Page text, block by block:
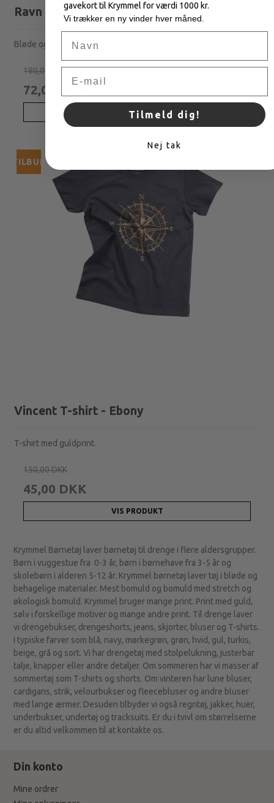
Ravn shorts - Ebony
Bløde og behagelige sweatshort.
180,00 DKK
72,00 DKK
VIS PRODUKT
TILBUD
Vincent T-shirt - Ebony
T-shirt med guldprint.
150,00 DKK
45,00 DKK
VIS PRODUKT
Krymmel Børnetøj laver børnetøj til drenge i flere aldersgrupper.
Børn i vuggestue fra 0-3 år, børn i børnehave fra 3-5 år og
skolebørn i alderen 5-12 år. Krymmel børnetøj laver tøj i bløde og
behagelige materialer. Mest bomuld og bomuld med stretch og
økologisk bomuld. Krymmel bruger mange print. Print med guld,
sølv i forskellige motiver og mange andre print. Til drenge laver
vi drengebukser, drengeshorts, jeans, skjorter, bluser og T-shirts.
I typiske farver som blå, navy, mørkegrøn, grøn, hvid, gul, turkis,
beige, grå og sort. Vi har drengetøj med stolpelukning, justerbar
talje, knapper eller andre detaljer. Om sommeren har vi masser af
sommertøj som T-shirts og shorts. Om vinteren har lune bluser,
cardigans, strik, velourbukser og fleecebluser og andre bluser
med lange ærmer. Desuden tilbyder vi også regntøj, jakker, huer,
underbukser, undertøj og tracksuits. Er du i tvivl om størrelserne
er du altid velkommen til at kontakte os.
Din konto
Mine ordrer
gavekort til Krymmel for værdi 1000 kr.
Vi trækker en ny vinder hver måned.
Tilmeld dig!
Nej tak